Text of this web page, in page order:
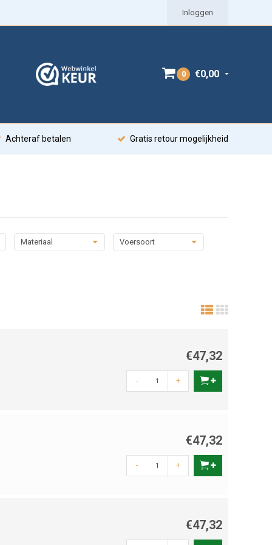
Inloggen
0 €0,00
Achteraf betalen Gratis retour mogelijkheid
Materiaal Voersoort
€47,32
- +
€47,32
- +
€47,32